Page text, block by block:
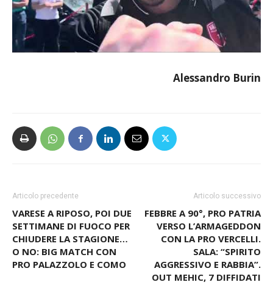
Alessandro Burin
Articolo precedente
VARESE A RIPOSO, POI DUE
SETTIMANE DI FUOCO PER
CHIUDERE LA STAGIONE…
O NO: BIG MATCH CON
PRO PALAZZOLO E COMO
Articolo successivo
FEBBRE A 90°, PRO PATRIA
VERSO L’ARMAGEDDON
CON LA PRO VERCELLI.
SALA: “SPIRITO
AGGRESSIVO E RABBIA”.
OUT MEHIC, 7 DIFFIDATI